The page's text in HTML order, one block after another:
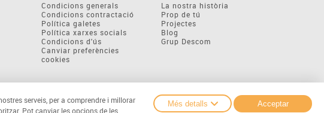
Condicions generals
Condicions contractació
Política galetes
Política xarxes socials
Condicions d'ús
Canviar preferències
cookies
La nostra història
Prop de tú
Projectes
Blog
Grup Descom
serveis, per a comprendre i millorar
Pot canviar les opcions de les
Més detalls Acceptar